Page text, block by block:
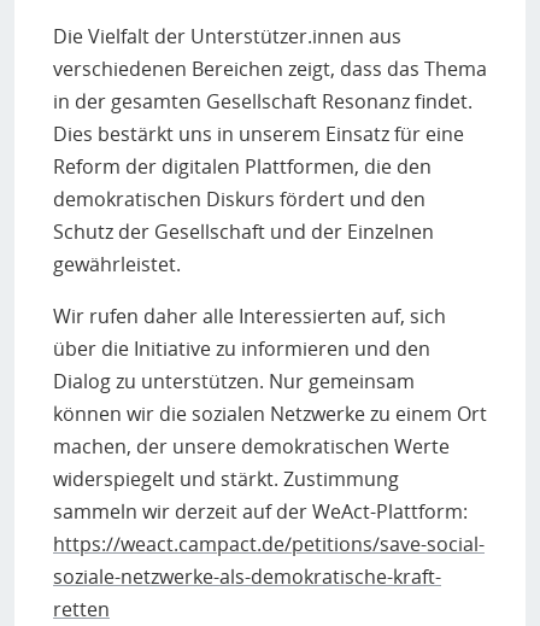
Die Vielfalt der Unterstützer.innen aus
verschiedenen Bereichen zeigt, dass das Thema
in der gesamten Gesellschaft Resonanz findet.
Dies bestärkt uns in unserem Einsatz für eine
Reform der digitalen Plattformen, die den
demokratischen Diskurs fördert und den
Schutz der Gesellschaft und der Einzelnen
gewährleistet.
Wir rufen daher alle Interessierten auf, sich
über die Initiative zu informieren und den
Dialog zu unterstützen. Nur gemeinsam
können wir die sozialen Netzwerke zu einem Ort
machen, der unsere demokratischen Werte
widerspiegelt und stärkt. Zustimmung
sammeln wir derzeit auf der WeAct-Plattform:
https://weact.campact.de/petitions/save-social-
soziale-netzwerke-als-demokratische-kraft-
retten